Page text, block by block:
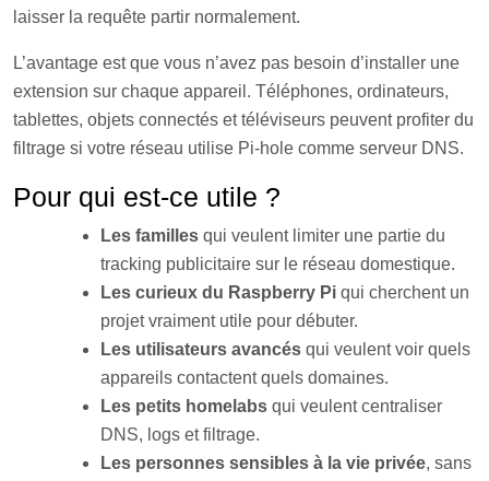
laisser la requête partir normalement.
L’avantage est que vous n’avez pas besoin d’installer une
extension sur chaque appareil. Téléphones, ordinateurs,
tablettes, objets connectés et téléviseurs peuvent profiter du
filtrage si votre réseau utilise Pi-hole comme serveur DNS.
Pour qui est-ce utile ?
Les familles qui veulent limiter une partie du
tracking publicitaire sur le réseau domestique.
Les curieux du Raspberry Pi qui cherchent un
projet vraiment utile pour débuter.
Les utilisateurs avancés qui veulent voir quels
appareils contactent quels domaines.
Les petits homelabs qui veulent centraliser
DNS, logs et filtrage.
Les personnes sensibles à la vie privée, sans